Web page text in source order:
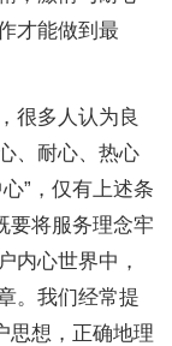
才能做到最
很多人认为良
、耐心、热心
”，仅有上述条
要将服务理念牢
内心世界中，
。我们经常提
思想，正确地理